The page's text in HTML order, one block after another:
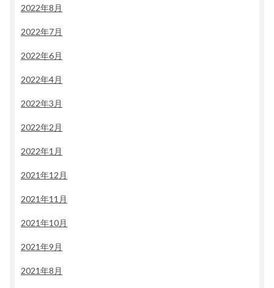
2022年8月
2022年7月
2022年6月
2022年4月
2022年3月
2022年2月
2022年1月
2021年12月
2021年11月
2021年10月
2021年9月
2021年8月